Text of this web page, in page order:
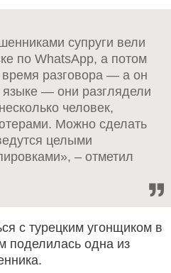
супруги вели
по WhatsApp, а потом
разговора — а он
языке — они разглядели
человек,
Можно сделать
целыми
– отметил
с турецким угонщиком в
поделилась одна из